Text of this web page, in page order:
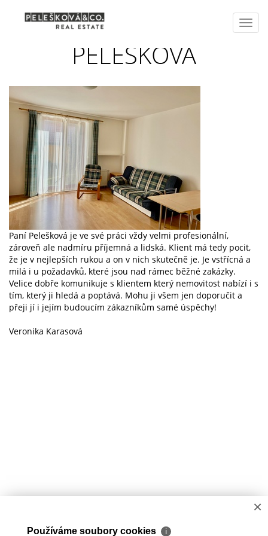
PELEŠKOVÁ
Paní Pelešková je ve své práci vždy velmi profesionální,
zároveň ale nadmíru příjemná a lidská. Klient má tedy pocit,
že je v nejlepších rukou a on v nich skutečně je. Je vstřícná a
milá i u požadavků, které jsou nad rámec běžné zakázky.
Velice dobře komunikuje s klientem který nemovitost nabízí i s
tím, který ji hledá a poptává. Mohu ji všem jen doporučit a
přeji jí i jejím budoucím zákazníkům samé úspěchy!
Veronika Karasová
×
Používáme soubory cookies ℹ